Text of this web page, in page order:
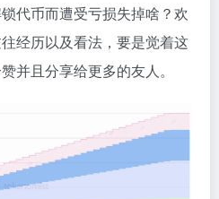
代币而遭受亏损失掉啥？欢
经历以及看法，要是觉着这
并且分享给更多的友人。